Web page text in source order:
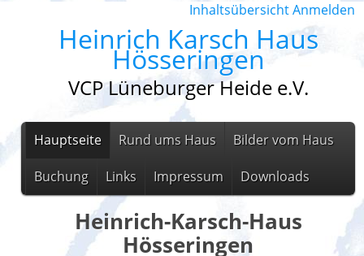
InhaltsübersichtAnmelden
Heinrich Karsch Haus
Hösseringen
VCP Lüneburger Heide e.V.
Hauptseite Rund ums Haus Bilder vom Haus
Buchung Links Impressum Downloads
Heinrich-Karsch-Haus
Hösseringen